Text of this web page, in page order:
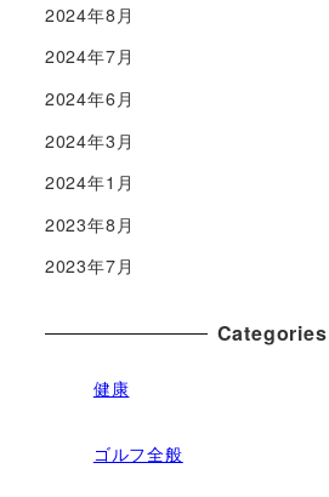
2024年8月
2024年7月
2024年6月
2024年3月
2024年1月
2023年8月
2023年7月
Categories
健康
ゴルフ全般